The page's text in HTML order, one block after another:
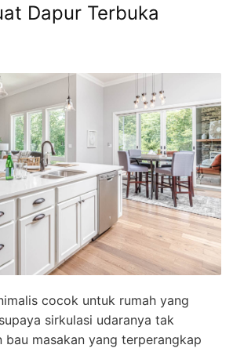
Dapur Terbuka
cocok untuk rumah yang
sirkulasi udaranya tak
bau masakan yang terperangkap